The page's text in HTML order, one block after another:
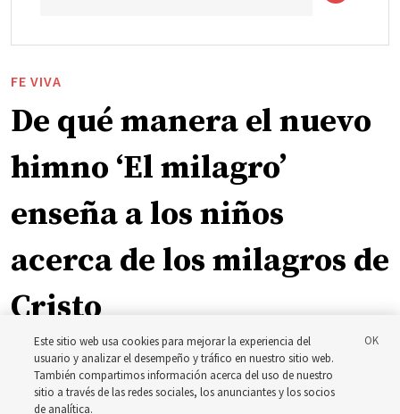
FE VIVA
De qué manera el nuevo
himno ‘El milagro’
enseña a los niños
acerca de los milagros de
Cristo
La inspiración que llevó a Shawna Edwards a escribir el
himno ‘El milagro’
Este sitio web usa cookies para mejorar la experiencia del
usuario y analizar el desempeño y tráfico en nuestro sitio web.
También compartimos información acerca del uso de nuestro
sitio a través de las redes sociales, los anunciantes y los socios
de analítica.